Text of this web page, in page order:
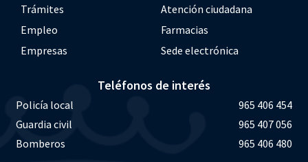
Trámites
Atención ciudadana
Empleo
Farmacias
Empresas
Sede electrónica
Teléfonos de interés
Policía local
965 406 454
Guardia civil
965 407 056
Bomberos
965 406 480